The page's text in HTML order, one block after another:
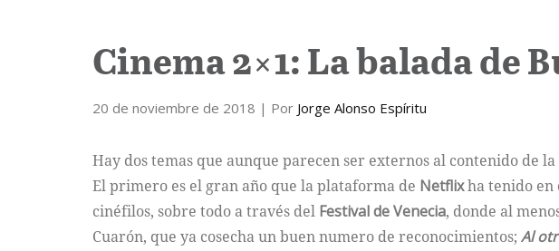
Cinema 2×1: La balada de
20 de noviembre de 2018 | Por Jorge Alonso Espíritu
Hay dos temas que aunque parecen ser externos al contenido de
El primero es el gran año que la plataforma de Netflixha tenido en
cinéfilos, sobre todo a través del Festival de Venecia, donde al
Cuarón, que ya cosecha un buen numero de reconocimientos; Al